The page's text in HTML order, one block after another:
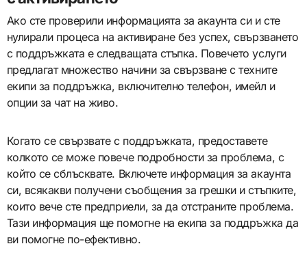
Ако сте проверили информацията за акаунта си и сте
нулирали процеса на активиране без успех, свързването
с поддръжката е следващата стъпка. Повечето услуги
предлагат множество начини за свързване с техните
екипи за поддръжка, включително телефон, имейл и
опции за чат на живо.
Когато се свързвате с поддръжката, предоставете
колкото се може повече подробности за проблема, с
който се сблъсквате. Включете информация за акаунта
си, всякакви получени съобщения за грешки и стъпките,
които вече сте предприели, за да отстраните проблема.
Тази информация ще помогне на екипа за поддръжка да
ви помогне по-ефективно.